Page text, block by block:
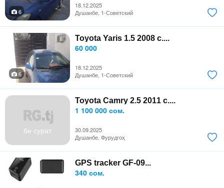
18.12.2025
6
Душанбе, 1-Советский
Toyota Yaris 1.5 2008 с....
60 000
18.12.2025
6
Душанбе, 1-Советский
бе сурат
Toyota Camry 2.5 2011 с....
1 100 000 сом.
30.09.2025
Душанбе, Фурудгоҳ
GPS tracker GF-09...
340 сом.